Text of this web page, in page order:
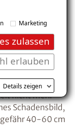
Marketing
zulassen
erlauben
Details zeigen
auch auf
werden.
im
in das
die Kapillarität
nicht mehr
Schadensbild,
40-60 cm
Newsletter.